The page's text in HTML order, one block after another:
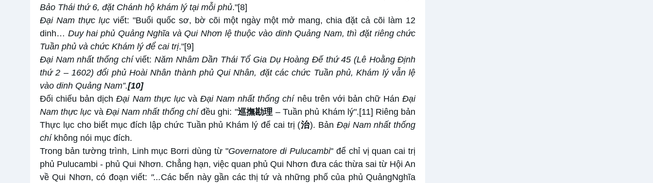
Bảo Thái thứ 6, đặt Chánh hộ khám lý tại mỗi phủ."[8]
Đại Nam thực lục viết: "Buổi quốc sơ, bờ cõi một ngày một mở mang, chia đặt cả cõi làm 12
dinh… Duy hai phủ Quảng Nghĩa và Qui Nhơn lệ thuộc vào dinh Quảng Nam, thì đặt riêng chức
Tuần phủ và chức Khám lý để cai trị."[9]
Đại Nam nhất thống chíviết: Năm Nhâm Dần Thái Tổ Gia Dụ Hoàng Đế thứ 45 (Lê Hoằng Định
thứ 2 – 1602) đổi phủ Hoài Nhân thành phủ Qui Nhân, đặt các chức Tuần phủ,Khám lý vẫn lệ
vào dinh Quảng Nam”.[10]
Đối chiếu bản dịchĐại Nam thực lụcvàĐại Nam nhất thống chínêu trên với bản chữ HánĐại
Nam thực lục và Đại Nam nhất thống chíđều ghi: "巡撫勘理 – Tuần phủ Khám lý".[11] Riêng bản
Thực lục cho biết mục đích lập chức Tuần phủ Khám lý để cai trị (治). Bản Đại Namnhấtthống
chí không nói mục đích.
Trong bản tường trình, Linh mục Borri dùng từ "Governatore di Pulucambi" để chỉ vị quan cai trị
phủ Pulucambi - phủ Qui Nhơn. Chẳng hạn, việc quan phủ Qui Nhơn đưa các thừa sai từ Hội An
về Qui Nhơn, có đoạn viết: "...Các bến này gần các thị tứ và những phố của phủ QuảngNghĩa